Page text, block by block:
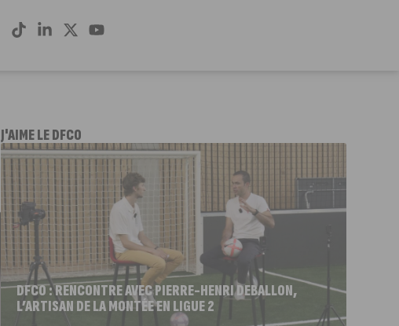
J'AIME LE DFCO
DFCO : RENCONTRE AVEC PIERRE-HENRI DEBALLON,
L’ARTISAN DE LA MONTÉE EN LIGUE 2